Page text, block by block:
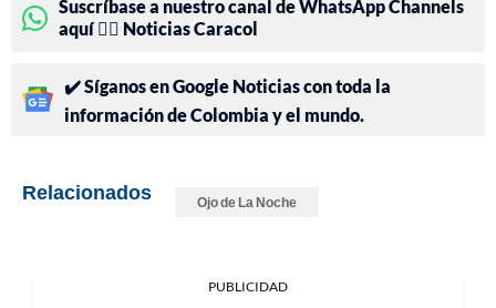
Suscríbase a nuestro canal de WhatsApp Channels
aquí 👉🏻 Noticias Caracol
✔️ Síganos en Google Noticias con toda la
información de Colombia y el mundo.
Relacionados Ojo de La Noche
PUBLICIDAD